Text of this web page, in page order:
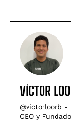
VÍCTOR
@victorloorb -
CEO y